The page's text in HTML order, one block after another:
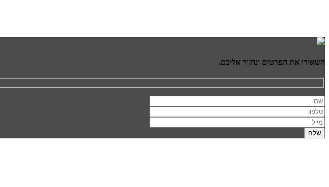
השאירו את הפרטים ונחזור אליכם.